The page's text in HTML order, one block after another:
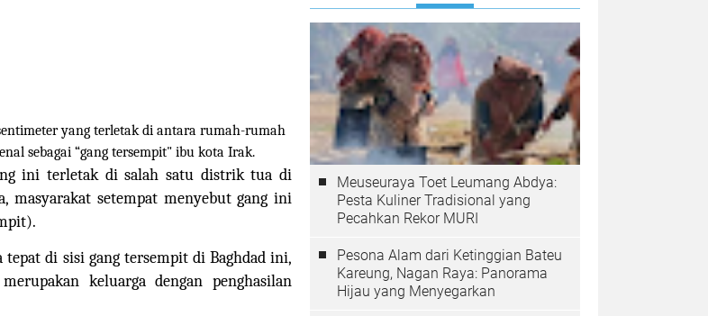
yang terletak di antara rumah-rumah
sebagai “gang tersempit" ibu kota Irak.
ini terletak di salah satu distrik tua di
masyarakat setempat menyebut gang ini
tepat di sisi gang tersempit di Baghdad ini,
keluarga dengan penghasilan
Meuseuraya Toet Leumang Abdya:
Pesta Kuliner Tradisional yang
Pecahkan Rekor MURI
Pesona Alam dari Ketinggian Bateu
Kareung, Nagan Raya: Panorama
Hijau yang Menyegarkan